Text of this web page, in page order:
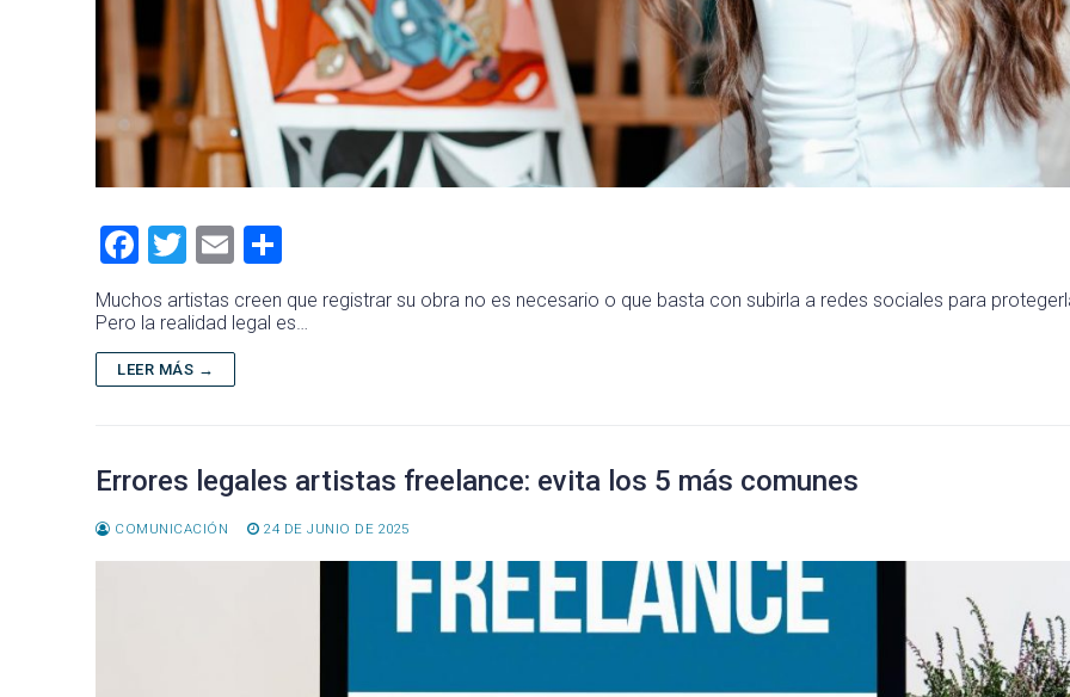
F
ce
b
o
T
wi
tt
er
E
ai
l
m
Muchos artistas creen que registrar su obra no es necesario o que basta con subirla a redes sociales para
Pero la realidad legal es…
LEER MÁS →
Errores legales artistas freelance: evita los 5 más comunes
COMUNICACIÓN 24 DE JUNIO DE 2025